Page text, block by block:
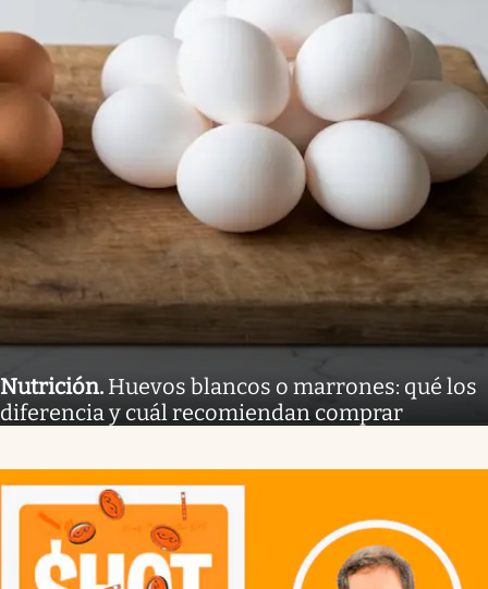
Nutrición. Huevos blancos o marrones: qué los
diferencia y cuál recomiendan comprar